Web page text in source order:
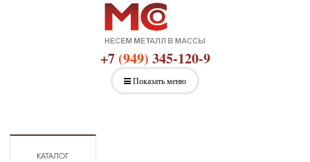
+7 (949) 345-120-9
Показать меню
КАТАЛОГ